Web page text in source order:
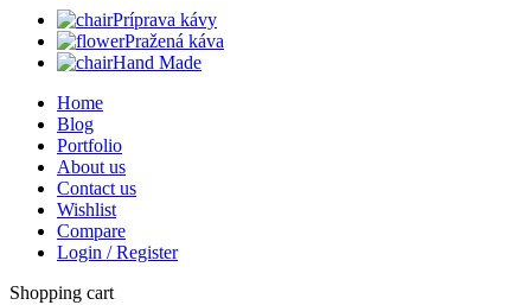
Príprava kávy
Pražená káva
Hand Made
Home
Blog
Portfolio
About us
Contact us
Wishlist
Compare
Login / Register
Shopping cart